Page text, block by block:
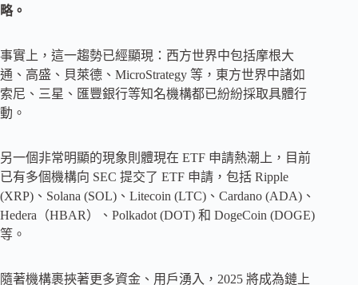
略。
事實上，這一趨勢已經顯現：西方世界中包括摩根大
通、高盛、貝萊德、MicroStrategy 等，東方世界中諸如
索尼、三星、匯豐銀行等知名機構都已紛紛採取具體行
動。
另一個非常明顯的現象則體現在 ETF 申請熱潮上，目前
已有多個機構向 SEC 提交了 ETF 申請，包括 Ripple
(XRP)、Solana (SOL)、Litecoin (LTC)、Cardano (ADA)、
Hedera（HBAR）、Polkadot (DOT) 和 DogeCoin (DOGE)
等。
隨著機構裹挾著更多資金、用戶湧入，2025 將成為鏈上